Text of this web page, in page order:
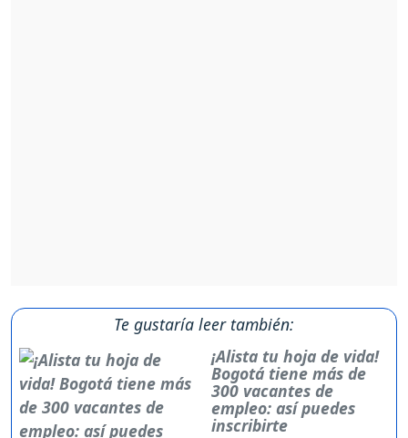
Te gustaría leer también:
¡Alista tu hoja de vida!
Bogotá tiene más de
300 vacantes de
empleo: así puedes
inscribirte